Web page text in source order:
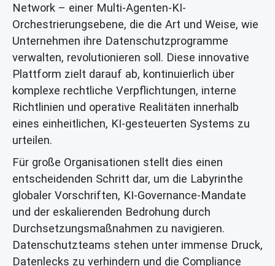
Network – einer Multi-Agenten-KI-
Orchestrierungsebene, die die Art und Weise, wie
Unternehmen ihre Datenschutzprogramme
verwalten, revolutionieren soll. Diese innovative
Plattform zielt darauf ab, kontinuierlich über
komplexe rechtliche Verpflichtungen, interne
Richtlinien und operative Realitäten innerhalb
eines einheitlichen, KI-gesteuerten Systems zu
urteilen.
Für große Organisationen stellt dies einen
entscheidenden Schritt dar, um die Labyrinthe
globaler Vorschriften, KI-Governance-Mandate
und der eskalierenden Bedrohung durch
Durchsetzungsmaßnahmen zu navigieren.
Datenschutzteams stehen unter immense Druck,
Datenlecks zu verhindern und die Compliance